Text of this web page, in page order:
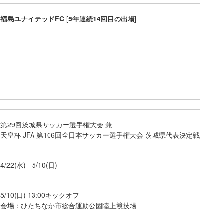
福島ユナイテッドFC [5年連続14回目の出場]
第29回茨城県サッカー選手権大会 兼
天皇杯 JFA 第106回全日本サッカー選手権大会 茨城県代表決定戦
4/22(水) - 5/10(日)
5/10(日) 13:00キックオフ
会場：ひたちなか市総合運動公園陸上競技場